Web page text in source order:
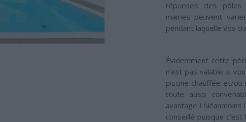
réponses des pôles
mairies peuvent
pendant laquelle vos
Évidemment cette
n’est pas valable si
piscine chauffée et/ou
toute aussi
avantage !
conseillé puisque